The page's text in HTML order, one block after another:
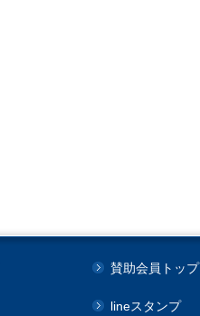
賛助会員トップ
lineスタンプ